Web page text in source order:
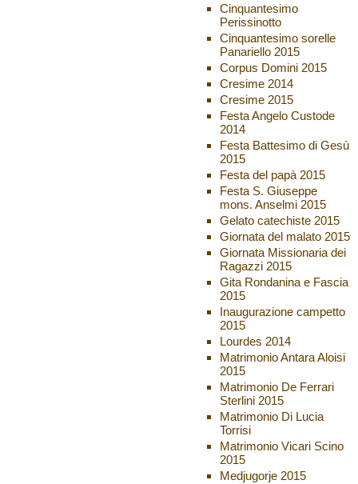
Cinquantesimo
Perissinotto
Cinquantesimo sorelle
Panariello 2015
Corpus Domini 2015
Cresime 2014
Cresime 2015
Festa Angelo Custode
2014
Festa Battesimo di Gesù
2015
Festa del papà 2015
Festa S. Giuseppe
mons. Anselmi 2015
Gelato catechiste 2015
Giornata del malato 2015
Giornata Missionaria dei
Ragazzi 2015
Gita Rondanina e Fascia
2015
Inaugurazione campetto
2015
Lourdes 2014
Matrimonio Antara Aloisi
2015
Matrimonio De Ferrari
Sterlini 2015
Matrimonio Di Lucia
Torrisi
Matrimonio Vicari Scino
2015
Medjugorje 2015